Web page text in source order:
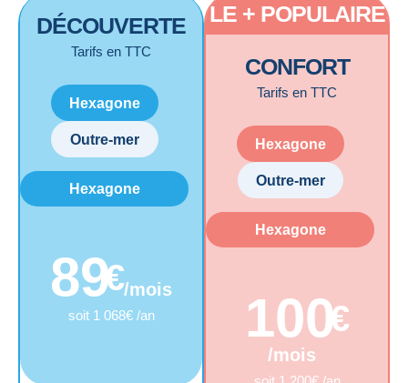
DÉCOUVERTE
Tarifs en TTC
Hexagone
Outre-mer
Hexagone
89€/mois
soit 1 068€ /an
LE + POPULAIRE
CONFORT
Tarifs en TTC
Hexagone
Outre-mer
Hexagone
100€
/mois